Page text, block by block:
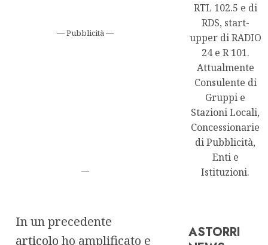
— Pubblicità —
—
In un precedente
articolo ho amplificato e
RTL 102.5 e di
RDS, start-
upper di RADIO
24 e R 101.
Attualmente
Consulente di
Gruppi e
Stazioni Locali,
Concessionarie
di Pubblicità,
Enti e
Istituzioni.
ASTORRI